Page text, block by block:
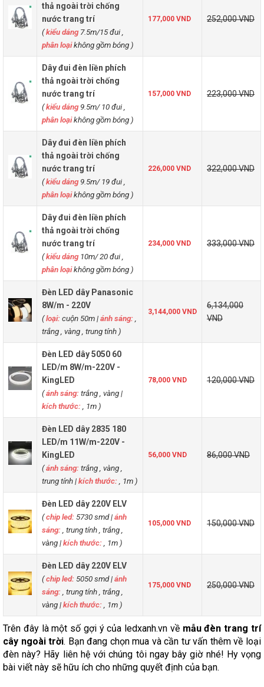
thả ngoài trời chống
nước trang trí
(kiểu dáng7.5m/15 đui ,
phân loạikhông gồm bóng )
177,000 VND 252,000 VND
Dây đui đèn liền phích
thả ngoài trời chống
nước trang trí
(kiểu dáng9.5m/ 10 đui ,
phân loạikhông gồm bóng )
157,000 VND 223,000 VND
Dây đui đèn liền phích
thả ngoài trời chống
nước trang trí
(kiểu dáng9.5m/ 19 đui ,
phân loạikhông gồm bóng )
226,000 VND 322,000 VND
Dây đui đèn liền phích
thả ngoài trời chống
nước trang trí
(kiểu dáng10m/ 20 đui ,
phân loạikhông gồm bóng )
234,000 VND 333,000 VND
Đèn LED dây Panasonic
8W/m - 220V
(loại:cuộn 50m|ánh sáng:
trắng , vàng , trung tính )
3,144,000 VND
6,134,000
VND
Đèn LED dây 5050 60
LED/m 8W/m-220V -
KingLED
(ánh sáng:trắng , vàng|
kích thước: , 1m )
78,000 VND 120,000 VND
Đèn LED dây 2835 180
LED/m 11W/m-220V -
KingLED
(ánh sáng:trắng , vàng ,
trung tính|kích thước: , 1m )
56,000 VND 86,000 VND
Đèn LED dây 220V ELV
(chip led: 5730 smd|ánh
sáng: , trung tính , trắng ,
vàng|kích thước: , 1m )
105,000 VND 150,000 VND
Đèn LED dây 220V ELV
(chip led: 5050 smd|ánh
sáng: , trung tính , trắng ,
vàng|kích thước: , 1m )
175,000 VND 250,000 VND
Trên đây là một số gợi ý của ledxanh.vn về mẫu đèn trang trí
cây ngoài trời. Bạn đang chọn mua và cần tư vấn thêm về loại
đèn này? Hãy liên hệ với chúng tôi ngay bây giờ nhé! Hy vọng
bài viết này sẽ hữu ích cho những quyết định của bạn.